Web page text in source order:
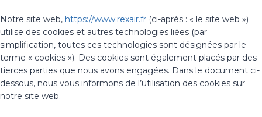
Notre site web, https://www.rexair.fr (ci-après : « le site web »)
utilise des cookies et autres technologies liées (par
simplification, toutes ces technologies sont désignées par le
terme « cookies »). Des cookies sont également placés par des
tierces parties que nous avons engagées. Dans le document ci-
dessous, nous vous informons de l’utilisation des cookies sur
notre site web.